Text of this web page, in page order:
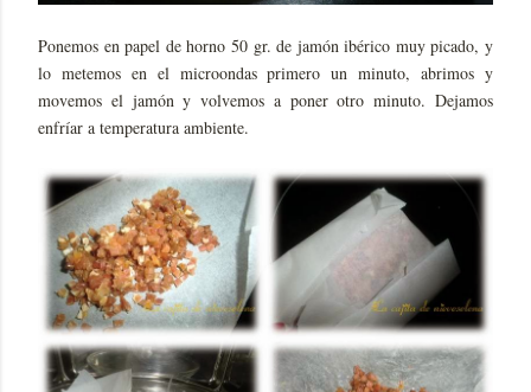
Ponemos en papel de horno 50 gr. de jamón ibérico muy picado, y
lo metemos en el microondas primero un minuto, abrimos y
movemos el jamón y volvemos a poner otro minuto. Dejamos
enfríar a temperatura ambiente.